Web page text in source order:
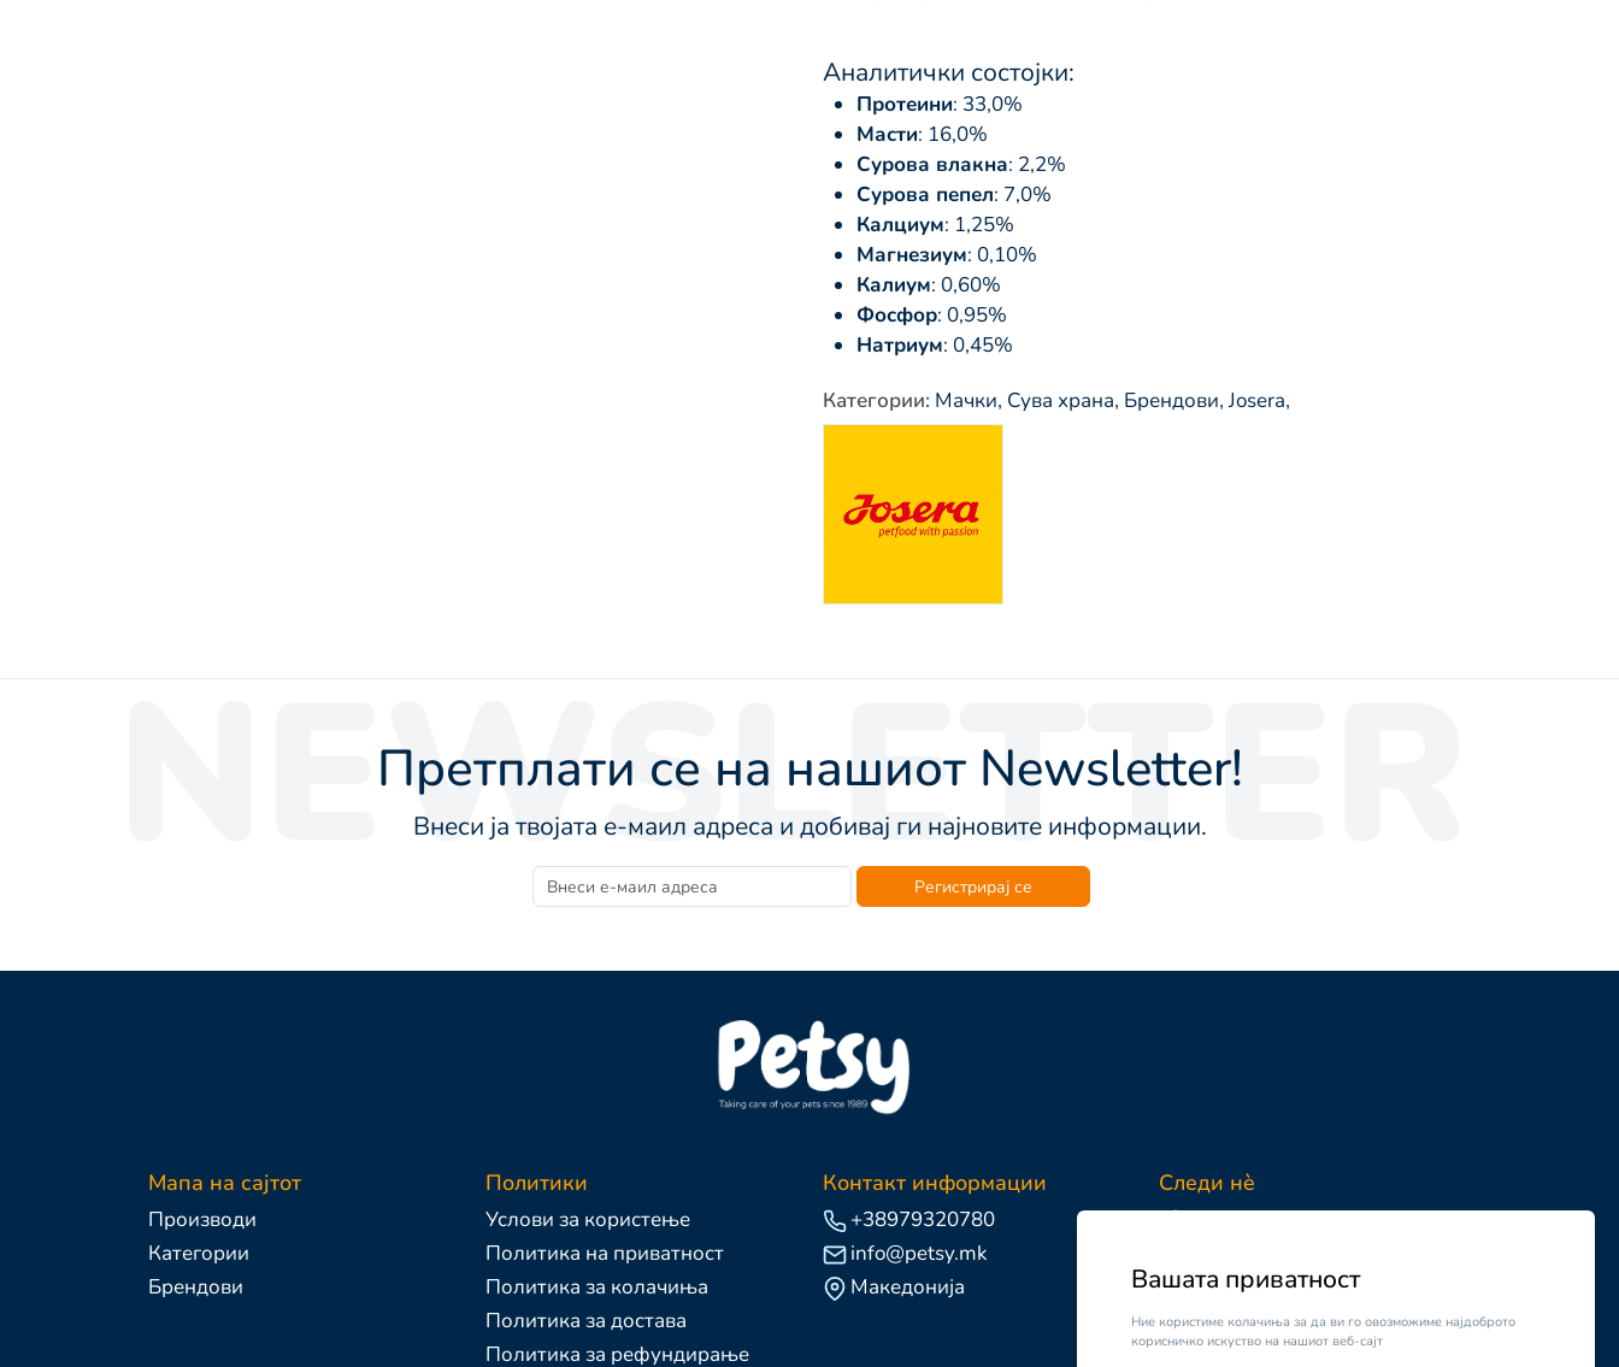
Вашата приватност
Ние користиме колачиња за да ви го овозможиме најдоброто
корисничко искуство на нашиот веб-сајт
Аналитички состојки:
Протеини: 33,0%
Масти: 16,0%
Сурова влакна: 2,2%
Сурова пепел: 7,0%
Калциум: 1,25%
Магнезиум: 0,10%
Калиум: 0,60%
Фосфор: 0,95%
Натриум: 0,45%
Категории: Мачки, Сува храна, Брендови,Josera,
NEWSLETTER
Претплати се на нашиот Newsletter!
Внеси ја твојата е-маил адреса и добивај ги најновите информации.
Регистрирај се
Мапа на сајтот
Производи
Категории
Брендови
Политики
Услови за користење
Политика на приватност
Политика за колачиња
Политика за достава
Политика за рефундирање
Контакт информации
+38979320780
info@petsy.mk
Македонија
Следи нè
Facebook